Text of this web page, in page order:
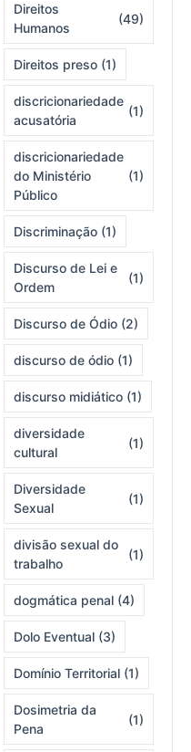
Direitos
Humanos
(49)
Direitos preso (1)
discricionariedade
acusatória
(1)
discricionariedade
do Ministério
Público
(1)
Discriminação (1)
Discurso de Lei e
Ordem
(1)
Discurso de Ódio (2)
discurso de ódio (1)
discurso midiático (1)
diversidade
cultural
(1)
Diversidade
Sexual
(1)
divisão sexual do
trabalho
(1)
dogmática penal (4)
Dolo Eventual (3)
Domínio Territorial (1)
Dosimetria da
Pena
(1)